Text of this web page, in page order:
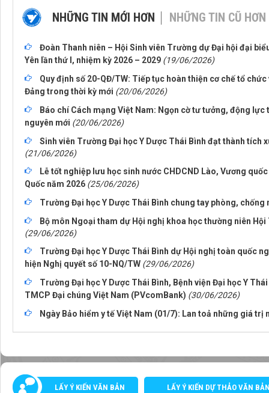
NHỮNG TIN MỚI HƠN NHỮNG TIN CŨ HƠN
Đoàn Thanh niên – Hội Sinh viên Trường dự Đại hội đại
Yên lần thứ I, nhiệm kỳ 2026 – 2029 (19/06/2026)
Quy định số 20-QĐ/TW: Tiếp tục hoàn thiện cơ chế tổ
Đảng trong thời kỳ mới (20/06/2026)
Báo chí Cách mạng Việt Nam: Ngọn cờ tư tưởng, động
nguyên mới (20/06/2026)
Sinh viên Trường Đại học Y Dược Thái Bình đạt thành tích
(21/06/2026)
Lễ tốt nghiệp lưu học sinh nước CHDCND Lào, Vương
Quốc năm 2026 (25/06/2026)
Trường Đại học Y Dược Thái Bình chung tay phòng, chống
Bộ môn Ngoại tham dự Hội nghị khoa học thường niên
(29/06/2026)
Trường Đại học Y Dược Thái Bình dự Hội nghị toàn quốc
hiện Nghị quyết số 10-NQ/TW (29/06/2026)
Trường Đại học Y Dược Thái Bình, Bệnh viện Đại học Y
TMCP Đại chúng Việt Nam (PVcomBank) (30/06/2026)
Ngày Bảo hiểm y tế Việt Nam (01/7): Lan toả những giá trị
LẤY Ý KIẾN VĂN BẢN LẤY Ý KIẾN DỰ THẢO VĂN